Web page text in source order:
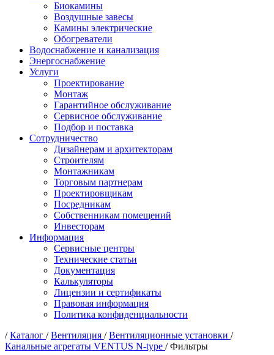
Биокамины
Воздушные завесы
Камины электрические
Обогреватели
Водоснабжение и канализация
Энергоснабжение
Услуги
Проектирование
Монтаж
Гарантийное обслуживание
Сервисное обслуживание
Подбор и поставка
Сотрудничество
Дизайнерам и архитекторам
Строителям
Монтажникам
Торговым партнерам
Проектировщикам
Посредникам
Собственникам помещений
Инвесторам
Информация
Сервисные центры
Технические статьи
Документация
Калькуляторы
Лицензии и сертификаты
Правовая информация
Политика конфиденциальности
/Каталог /Вентиляция /Вентиляционные установки /
Канальные агрегаты VENTUS N-type / Фильтры